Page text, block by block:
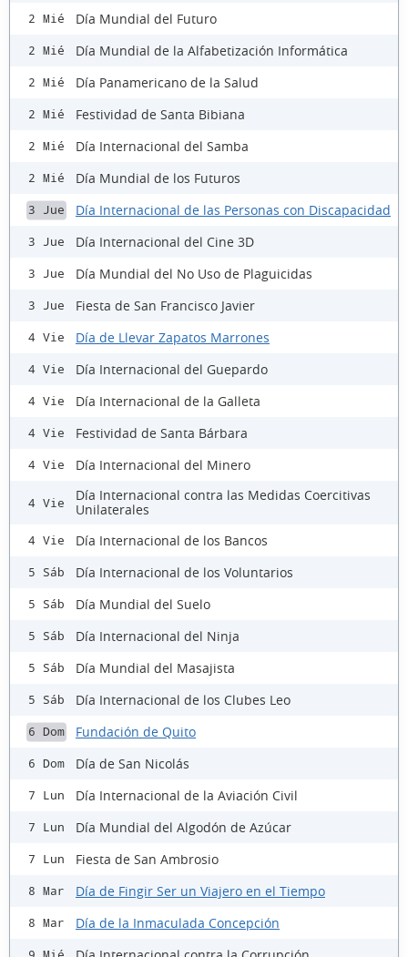
2 Mié Día Mundial del Futuro
2 Mié Día Mundial de la Alfabetización Informática
2 Mié Día Panamericano de la Salud
2 Mié Festividad de Santa Bibiana
2 Mié Día Internacional del Samba
2 Mié Día Mundial de los Futuros
3 Jue Día Internacional de las Personas con Discapacidad
3 Jue Día Internacional del Cine 3D
3 Jue Día Mundial del No Uso de Plaguicidas
3 Jue Fiesta de San Francisco Javier
4 Vie Día de Llevar Zapatos Marrones
4 Vie Día Internacional del Guepardo
4 Vie Día Internacional de la Galleta
4 Vie Festividad de Santa Bárbara
4 Vie Día Internacional del Minero
4 Vie
Día Internacional contra las Medidas Coercitivas
Unilaterales
4 Vie Día Internacional de los Bancos
5 Sáb Día Internacional de los Voluntarios
5 Sáb Día Mundial del Suelo
5 Sáb Día Internacional del Ninja
5 Sáb Día Mundial del Masajista
5 Sáb Día Internacional de los Clubes Leo
6 Dom Fundación de Quito
6 Dom Día de San Nicolás
7 Lun Día Internacional de la Aviación Civil
7 Lun Día Mundial del Algodón de Azúcar
7 Lun Fiesta de San Ambrosio
8 Mar Día de Fingir Ser un Viajero en el Tiempo
8 Mar Día de la Inmaculada Concepción